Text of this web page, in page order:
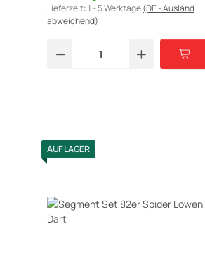
Lieferzeit:1 - 5 Werktage(DE - Ausland
abweichend)
AUF LAGER